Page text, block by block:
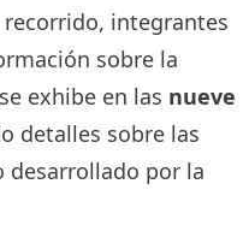
integrantes
sobre la
exhibe en las nueve
detalles sobre las
desarrollado por la